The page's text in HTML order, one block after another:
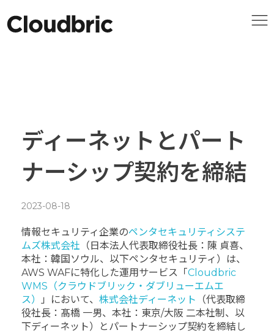
ディーネットとパート
ナーシップ契約を締結
2023-08-18
情報セキュリティ企業のペンタセキュリティシステ
ムズ株式会社 （日本法人代表取締役社長：陳 貞喜、
本社：韓国ソウル、以下ペンタセキュリティ）は、
AWS WAFに特化した運用サービス「Cloudbric
WMS（クラウドブリック・ダブリューエムエ
ス）
」において、 株式会社ディーネット
（代表取締
役社長：髙橋 一男、本社：東京/大阪 二本社制、以
下ディーネット）とパートナーシップ契約を締結し